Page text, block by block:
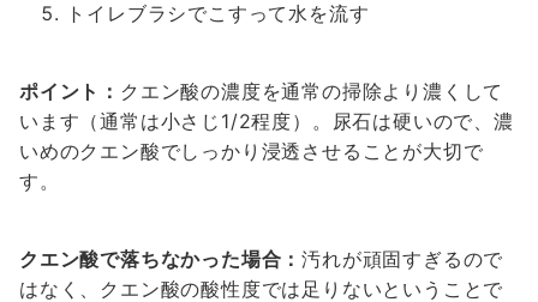
トイレブラシでこすって水を流す
ポイント： クエン酸の濃度を通常の掃除より濃くして
います（通常は小さじ1/2程度）。尿石は硬いので、濃
いめのクエン酸でしっかり浸透させることが大切で
す。
クエン酸で落ちなかった場合：汚れが頑固すぎるので
はなく、クエン酸の酸性度では足りないということで